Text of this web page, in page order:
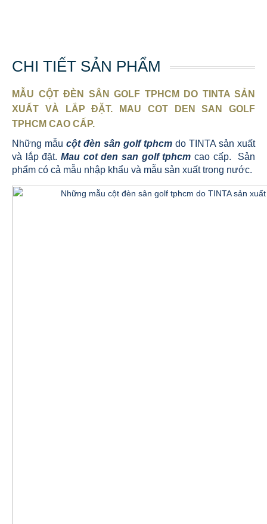
CHI TIẾT SẢN PHẨM
MẪU CỘT ĐÈN SÂN GOLF TPHCM DO TINTA SẢN
XUẤT VÀ LẮP ĐẶT. MAU COT DEN SAN GOLF
TPHCM CAO CẤP.
Những mẫu cột đèn sân golf tphcm do TINTA sản xuất
và lắp đặt. Mau cot den san golf tphcm cao cấp. Sản
phẩm có cả mẫu nhập khẩu và mẫu sản xuất trong nước.